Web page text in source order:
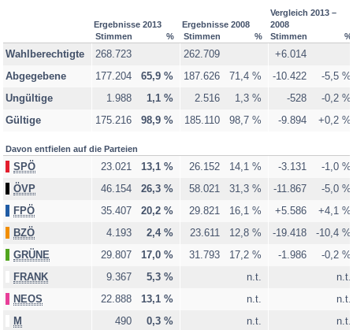
Ergebnisse 2013 Ergebnisse 2008
Vergleich 2013 –
2008
Stimmen
% Stimmen % Stimmen %
Wahlberechtigte 268.723 262.709
+6.014
Abgegebene
177.204 65,9 % 187.626 71,4 % -10.422
-5,5 %
Ungültige
1.988 1,1 % 2.516 1,3 % -528
-0,2 %
Gültige
175.216 98,9 % 185.110 98,7 % -9.894 +0,2 %
Davon entfielen auf die Parteien
SPÖ 23.021 13,1 % 26.152 14,1 % -3.131
-1,0 %
ÖVP
46.154 26,3 % 58.021 31,3 % -11.867
-5,0 %
FPÖ
35.407 20,2 % 29.821 16,1 % +5.586
+4,1 %
BZÖ
4.193 2,4 % 23.611 12,8 % -19.418
-10,4 %
GRÜNE
29.807 17,0 % 31.793 17,2 % -1.986
-0,2 %
FRANK
9.367 5,3 % n.t.
n.t.
NEOS
22.888 13,1 % n.t.
n.t.
M
490 0,3 % n.t. n.t.